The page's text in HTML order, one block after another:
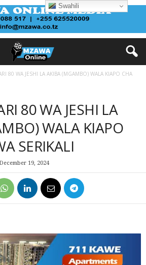
80 WA JESHI LA AKIBA (MGAMBO) WALA KIAPO CHA
80 WA JESHI LA
WALA KIAPO
SERIKALI
December 19, 2024
Swahili